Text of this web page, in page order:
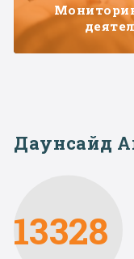
Даунсайд
13328